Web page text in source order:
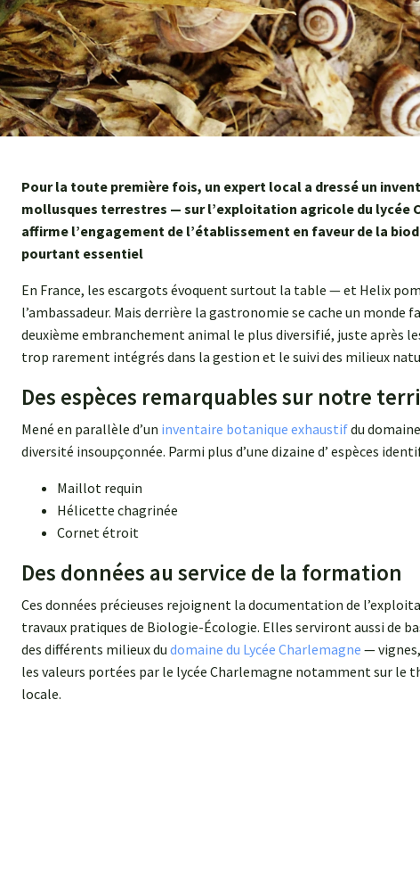
Pour la toute première fois, un expert local a dressé un
mollusques terrestres — sur l’exploitation agricole du lycée
affirme l’engagement de l’établissement en faveur de la
pourtant essentiel
En France, les escargots évoquent surtout la table — et Helix
l’ambassadeur. Mais derrière la gastronomie se cache un
deuxième embranchement animal le plus diversifié, juste après
trop rarement intégrés dans la gestion et le suivi des milieux
Des espèces remarquables sur notre
Mené en parallèle d’un inventaire botanique exhaustifdu
diversité insoupçonnée. Parmi plus d’une dizaine d’ espèces
Maillot requin
Hélicette chagrinée
Cornet étroit
Des données au service de la formation
Ces données précieuses rejoignent la documentation de
travaux pratiques de Biologie-Écologie. Elles serviront aussi de
des différents milieux du domaine du Lycée Charlemagne —
les valeurs portées par le lycée Charlemagne notamment sur le
locale.